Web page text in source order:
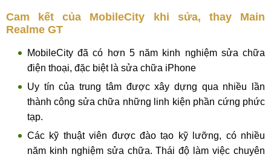
Cam kết của MobileCity khi sửa, thay Main
Realme GT
MobileCity đã có hơn 5 năm kinh nghiệm sửa chữa
điện thoại, đặc biệt là sửa chữa iPhone
Uy tín của trung tâm được xây dựng qua nhiều lần
thành công sửa chữa những linh kiện phần cứng phức
tạp.
Các kỹ thuật viên được đào tạo kỹ lưỡng, có nhiều
năm kinh nghiệm sửa chữa. Thái độ làm việc chuyên